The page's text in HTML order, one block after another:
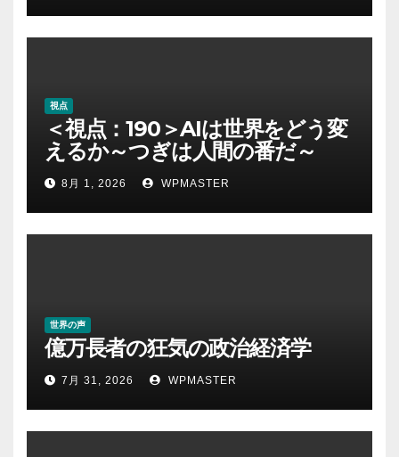
視点
＜視点：190＞AIは世界をどう変
えるか～つぎは人間の番だ～
8月 1, 2026 WPMASTER
世界の声
億万長者の狂気の政治経済学
7月 31, 2026 WPMASTER